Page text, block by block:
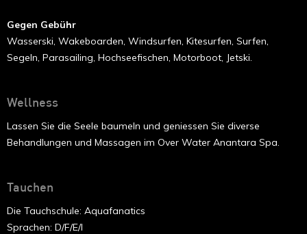
Gegen Gebühr
Wasserski, Wakeboarden, Windsurfen, Kitesurfen, Surfen,
Segeln, Parasailing, Hochseefischen, Motorboot, Jetski.
Wellness
Lassen Sie die Seele baumeln und geniessen Sie diverse
Behandlungen und Massagen im Over Water Anantara Spa.
Tauchen
Die Tauchschule: Aquafanatics
Sprachen: D/F/E/I